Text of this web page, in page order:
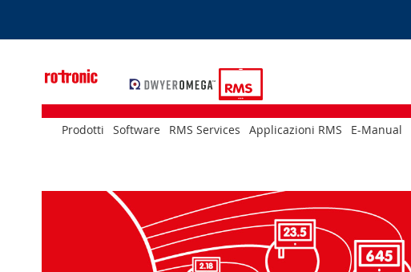
Prodotti Software RMS Services Applicazioni RMS E-Manual